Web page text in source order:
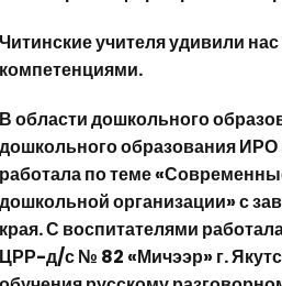
Читинские учителя удивили
компетенциями.
В области дошкольного
дошкольного образования ИРО
работала по теме
дошкольной организации» с
края. С воспитателями
ЦРР-д/с № 82 «Мичээр» г.